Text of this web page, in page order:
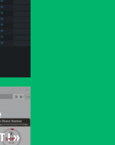
! »